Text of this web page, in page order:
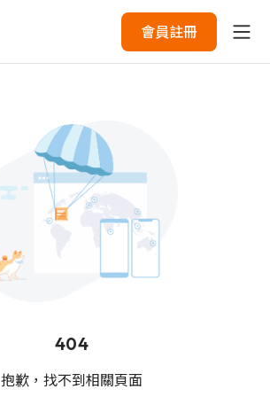
會員註冊
404
抱歉，找不到相關頁面